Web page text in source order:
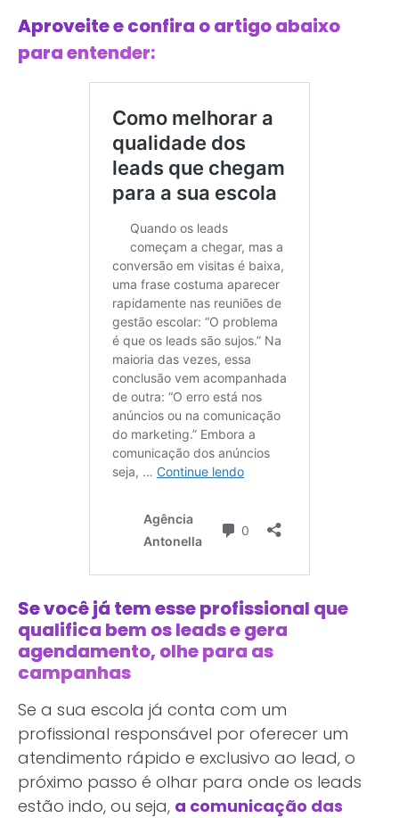
Aproveite e confira o artigo abaixo
para entender:
Se você já tem esse profissional que
qualifica bem os leads e gera
agendamento, olhe para as
campanhas
Se a sua escola já conta com um
profissional responsável por oferecer um
atendimento rápido e exclusivo ao lead, o
próximo passo é olhar para onde os leads
estão indo, ou seja, a comunicação das